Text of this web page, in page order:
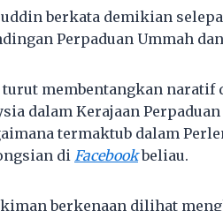
berkata demikian
Perpaduan Ummah
turut membentangkan
dalam Kerajaan
termaktub dalam
di Facebookbeliau.
berkenaan dilihat